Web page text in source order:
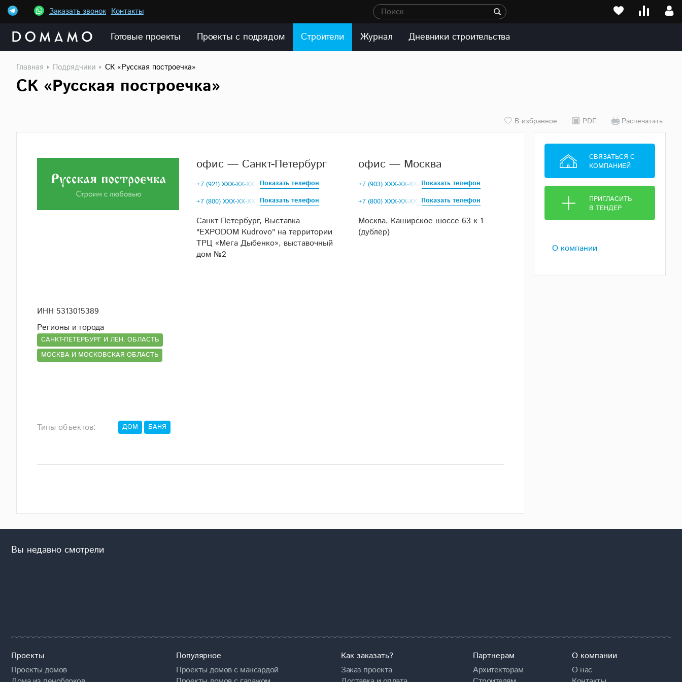
Заказать звонок Контакты Поиск
Готовые проекты Проекты с подрядом Строители Журнал Дневники строительства
Главная Подрядчики СК «Русская построечка»
СК «Русская построечка»
В избранное PDF Распечатать
СВЯЗАТЬСЯ С
КОМПАНИЕЙ
ПРИГЛАСИТЬ
В ТЕНДЕР
О компании
офис — Санкт-Петербург
+7 (921) XXX-XX-XX
Показать телефон
+7 (800) XXX-XX-XX Показать телефон
Санкт-Петербург, Выставка
"EXPODOM Kudrovo" на территории
ТРЦ «Мега Дыбенко», выставочный
дом №2
офис — Москва
+7 (903) XXX-XX-XX Показать телефон
+7 (800) XXX-XX-XX Показать телефон
Москва, Каширское шоссе 63 к 1
(дублёр)
ИНН 5313015389
Регионы и города
САНКТ-ПЕТЕРБУРГ И ЛЕН. ОБЛАСТЬ
МОСКВА И МОСКОВСКАЯ ОБЛАСТЬ
Типы объектов: ДОМ БАНЯ
Вы недавно смотрели
Проекты
Проекты домов
Популярное
Проекты домов с мансардой
Как заказать?
Заказ проекта
Партнерам
Архитекторам
О компании
О нас